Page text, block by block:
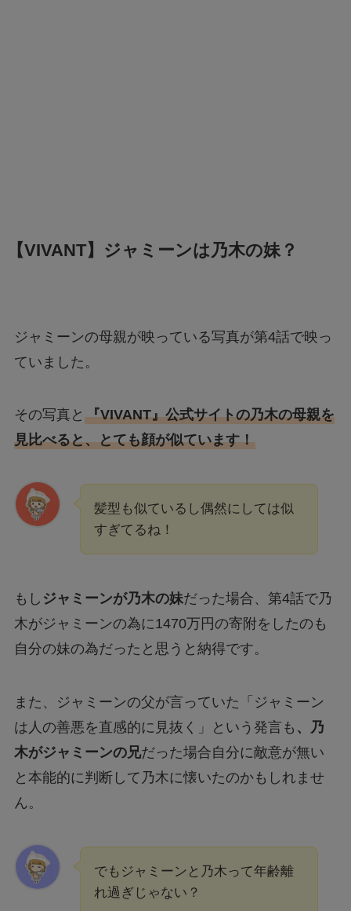
【VIVANT】ジャミーンは乃木の妹？
ジャミーンの母親が映っている写真が第4話で映っ
ていました。
その写真と 『VIVANT』公式サイトの乃木の母親を
見比べると、とても顔が似ています！
髪型も似ているし偶然にしては似
すぎてるね！
もし ジャミーンが乃木の妹だった場合、第4話で乃
木がジャミーンの為に1470万円の寄附をしたのも
自分の妹の為だったと思うと納得です。
また、ジャミーンの父が言っていた「ジャミーン
は人の善悪を直感的に見抜く」という発言も 、乃
木がジャミーンの兄だった場合自分に敵意が無い
と本能的に判断して乃木に懐いたのかもしれませ
ん。
でもジャミーンと乃木って年齢離
れ過ぎじゃない？